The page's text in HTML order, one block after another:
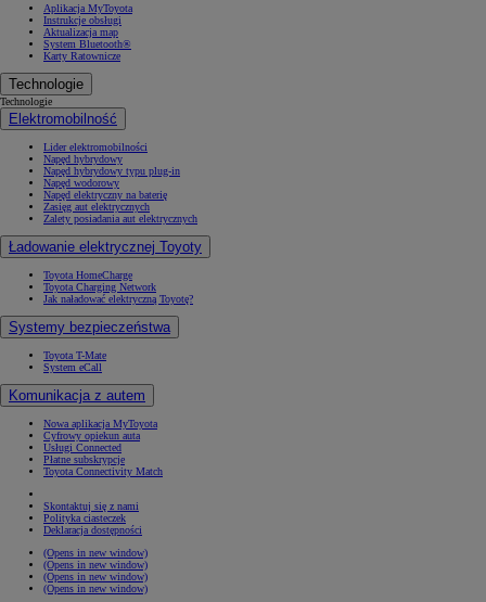
Aplikacja MyToyota
Instrukcje obsługi
Aktualizacja map
System Bluetooth®
Karty Ratownicze
Technologie
Technologie
Elektromobilność
Lider elektromobilności
Napęd hybrydowy
Napęd hybrydowy typu plug-in
Napęd wodorowy
Napęd elektryczny na baterię
Zasięg aut elektrycznych
Zalety posiadania aut elektrycznych
Ładowanie elektrycznej Toyoty
Toyota HomeCharge
Toyota Charging Network
Jak naładować elektryczną Toyotę?
Systemy bezpieczeństwa
Toyota T-Mate
System eCall
Komunikacja z autem
Nowa aplikacja MyToyota
Cyfrowy opiekun auta
Usługi Connected
Płatne subskrypcje
Toyota Connectivity Match
Skontaktuj się z nami
Polityka ciasteczek
Deklaracja dostępności
(Opens in new window)
(Opens in new window)
(Opens in new window)
(Opens in new window)